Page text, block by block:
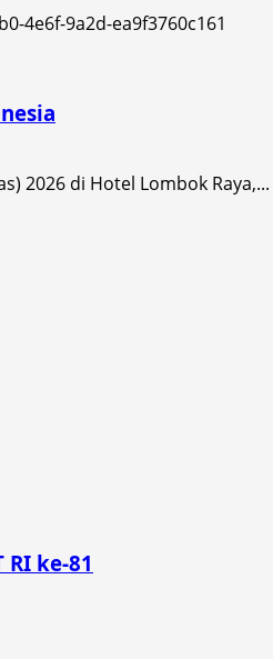
2026 di Hotel Lombok Raya,...
ke-81